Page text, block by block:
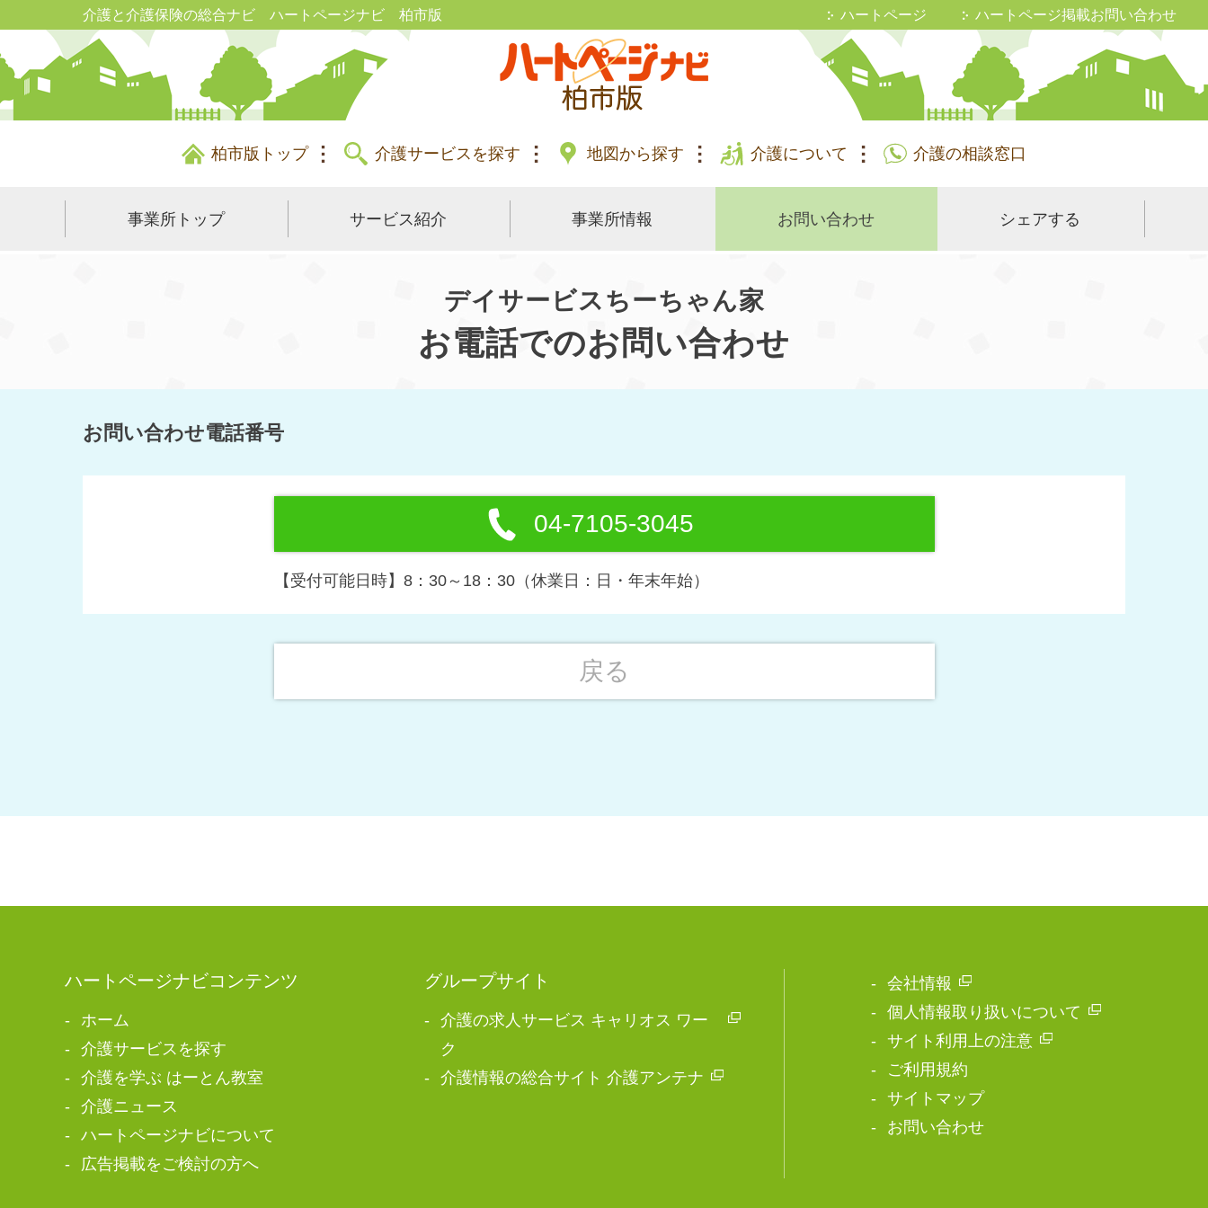
介護と介護保険の総合ナビ ハートページナビ 柏市版 ハートページ ハートページ掲載お問い合わせ
柏市版トップ 介護サービスを探す 地図から探す 介護について 介護の相談窓口
事業所トップ サービス紹介 事業所情報 お問い合わせ シェアする
デイサービスちーちゃん家
お電話でのお問い合わせ
お問い合わせ電話番号
04-7105-3045
【受付可能日時】8：30～18：30（休業日：日・年末年始）
戻る
ハートページナビコンテンツ
ホーム
介護サービスを探す
介護を学ぶ はーとん教室
介護ニュース
ハートページナビについて
広告掲載をご検討の方へ
グループサイト
介護の求人サービス キャリオス ワー
ク
介護情報の総合サイト 介護アンテナ
会社情報
個人情報取り扱いについて
サイト利用上の注意
ご利用規約
サイトマップ
お問い合わせ